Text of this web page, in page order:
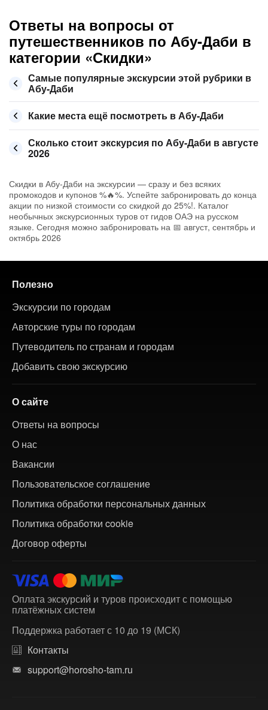
Ответы на вопросы от
путешественников по Абу-Даби в
категории «Скидки»
Самые популярные экскурсии этой рубрики в
Абу-Даби
Какие места ещё посмотреть в Абу-Даби
Сколько стоит экскурсия по Абу-Даби в августе
2026
Скидки в Абу-Даби на экскурсии — сразу и без всяких
промокодов и купонов %🔥%. Успейте забронировать до конца
акции по низкой стоимости со скидкой до 25%!. Каталог
необычных экскурсионных туров от гидов ОАЭ на русском
языке. Сегодня можно забронировать на 📅 август, сентябрь и
октябрь 2026
Полезно
Экскурсии по городам
Авторские туры по городам
Путеводитель по странам и городам
Добавить свою экскурсию
О сайте
Ответы на вопросы
О нас
Вакансии
Пользовательское соглашение
Политика обработки персональных данных
Политика обработки cookie
Договор оферты
Оплата экскурсий и туров происходит с помощью
платёжных систем
Поддержка работает с 10 до 19 (МСК)
Контакты
support@horosho-tam.ru